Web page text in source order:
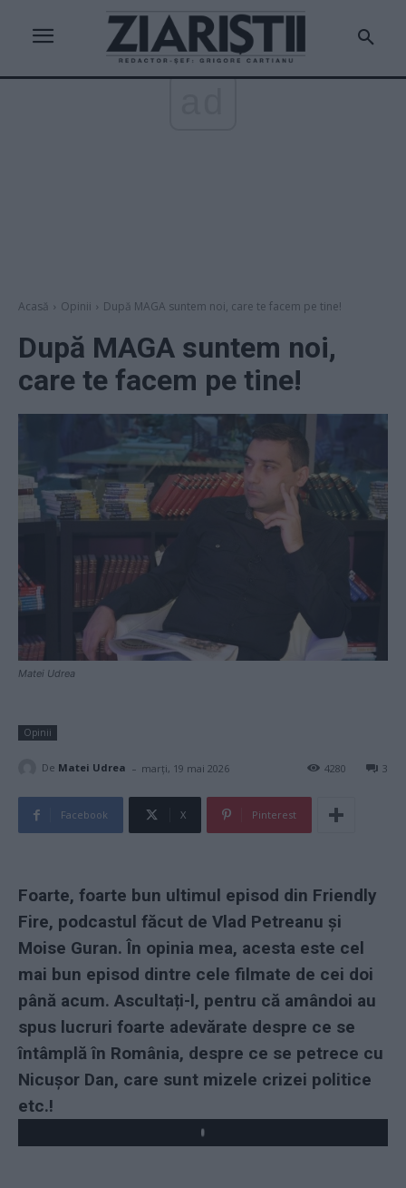
Acasă Opinii După MAGA suntem noi, care te facem pe tine!
După MAGA suntem noi,
care te facem pe tine!
Matei Udrea
Opinii
De Matei Udrea - marți, 19 mai 2026 3
4280
Facebook X Pinterest
Foarte, foarte bun ultimul episod din Friendly
Fire, podcastul făcut de Vlad Petreanu și
Moise Guran. În opinia mea, acesta este cel
mai bun episod dintre cele filmate de cei doi
până acum. Ascultați-l, pentru că amândoi au
spus lucruri foarte adevărate despre ce se
întâmplă în România, despre ce se petrece cu
Nicușor Dan, care sunt mizele crizei politice
etc.!
Play